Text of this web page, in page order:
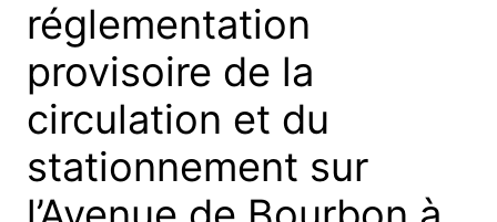
réglementation
provisoire de la
circulation et du
stationnement sur